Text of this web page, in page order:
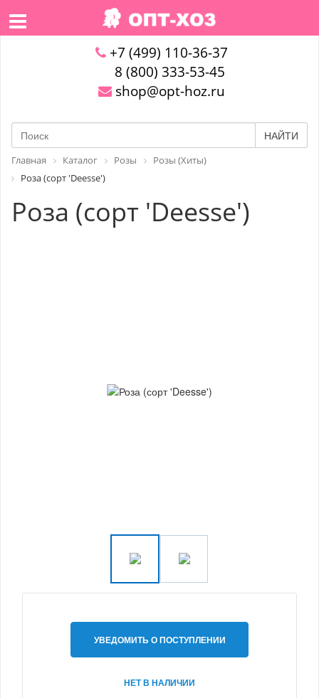
+7 (499) 110-36-37
8 (800) 333-53-45
shop@opt-hoz.ru
НАЙТИ
Главная Каталог Розы
Розы (Хиты)
Роза (сорт 'Deesse')
Роза (сорт 'Deesse')
УВЕДОМИТЬ О ПОСТУПЛЕНИИ
НЕТ В НАЛИЧИИ